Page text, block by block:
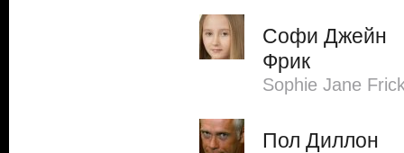
Софи Джейн
Фрик
Sophie Jane
Пол Диллон